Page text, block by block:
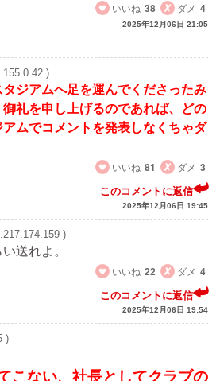
いいね 38 ダメ 4
2025年12月06日 21:05
)
ジアムへ足を運んでくださったみ
礼を申し上げるのであれば、どの
ムでコメントを発表しなくちゃダ
いいね 81 ダメ 3
このコメントに返信
2025年12月06日 19:45
)
送れよ。
いいね 22 ダメ 4
このコメントに返信
2025年12月06日 19:54
)
こない、社長としてクラブの